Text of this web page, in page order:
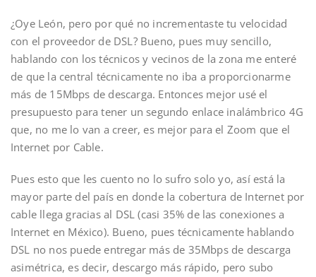
¿Oye León, pero por qué no incrementaste tu velocidad
con el proveedor de DSL? Bueno, pues muy sencillo,
hablando con los técnicos y vecinos de la zona me enteré
de que la central técnicamente no iba a proporcionarme
más de 15Mbps de descarga. Entonces mejor usé el
presupuesto para tener un segundo enlace inalámbrico 4G
que, no me lo van a creer, es mejor para el Zoom que el
Internet por Cable.
Pues esto que les cuento no lo sufro solo yo, así está la
mayor parte del país en donde la cobertura de Internet por
cable llega gracias al DSL (casi 35% de las conexiones a
Internet en México). Bueno, pues técnicamente hablando
DSL no nos puede entregar más de 35Mbps de descarga
asimétrica, es decir, descargo más rápido, pero subo